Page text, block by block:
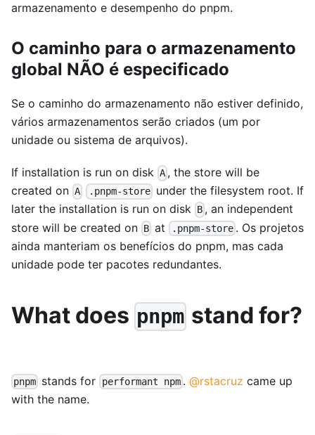
armazenamento e desempenho do pnpm.
O caminho para o armazenamento
global NÃO é especificado
Se o caminho do armazenamento não estiver definido,
vários armazenamentos serão criados (um por
unidade ou sistema de arquivos).
If installation is run on disk A , the store will be
created on A .pnpm-storeunder the filesystem root. If
later the installation is run on disk B , an independent
store will be created on B at .pnpm-store. Os projetos
ainda manteriam os benefícios do pnpm, mas cada
unidade pode ter pacotes redundantes.
What does pnpm stand for?
pnpm stands for performant npm. @rstacruz came up
with the name.